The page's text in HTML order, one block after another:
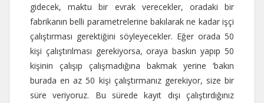
gidecek, maktu bir evrak verecekler, oradaki bir
fabrikanın belli parametrelerine bakılarak ne kadar işçi
çalıştırması gerektiğini söyleyecekler. Eğer orada 50
kişi çalıştırılması gerekiyorsa, oraya baskın yapıp 50
kişinin çalışıp çalışmadığına bakmak yerine ‘bakın
burada en az 50 kişi çalıştırmanız gerekiyor, size bir
süre veriyoruz. Bu sürede kayıt dışı çalıştırdığınız